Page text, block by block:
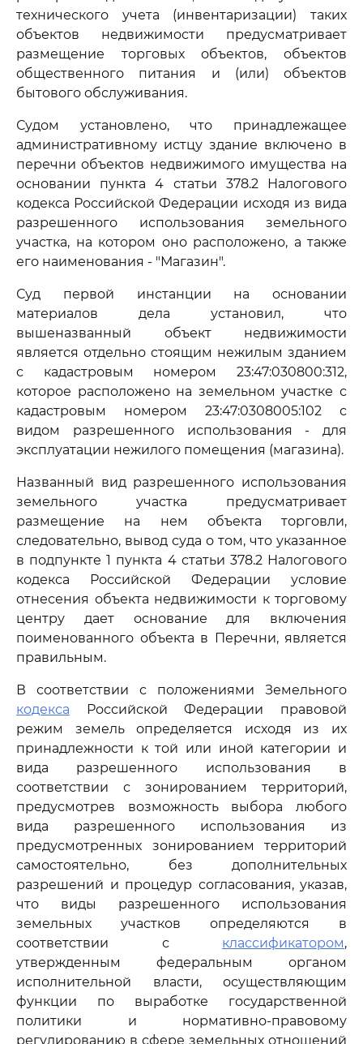
технического учета (инвентаризации) таких
объектов недвижимости предусматривает
размещение торговых объектов, объектов
общественного питания и (или) объектов
бытового обслуживания.
Судом установлено, что принадлежащее
административному истцу здание включено в
перечни объектов недвижимого имущества на
основании пункта 4 статьи 378.2 Налогового
кодекса Российской Федерации исходя из вида
разрешенного использования земельного
участка, на котором оно расположено, а также
его наименования - "Магазин".
Суд первой инстанции на основании
материалов дела установил, что
вышеназванный объект недвижимости
является отдельно стоящим нежилым зданием
с кадастровым номером 23:47:030800:312,
которое расположено на земельном участке с
кадастровым номером 23:47:0308005:102 с
видом разрешенного использования - для
эксплуатации нежилого помещения (магазина).
Названный вид разрешенного использования
земельного участка предусматривает
размещение на нем объекта торговли,
следовательно, вывод суда о том, что указанное
в подпункте 1 пункта 4 статьи 378.2 Налогового
кодекса Российской Федерации условие
отнесения объекта недвижимости к торговому
центру дает основание для включения
поименованного объекта в Перечни, является
правильным.
В соответствии с положениями Земельного
кодекса Российской Федерации правовой
режим земель определяется исходя из их
принадлежности к той или иной категории и
вида разрешенного использования в
соответствии с зонированием территорий,
предусмотрев возможность выбора любого
вида разрешенного использования из
предусмотренных зонированием территорий
самостоятельно, без дополнительных
разрешений и процедур согласования, указав,
что виды разрешенного использования
земельных участков определяются в
соответствии с классификатором,
утвержденным федеральным органом
исполнительной власти, осуществляющим
функции по выработке государственной
политики и нормативно-правовому
регулированию в сфере земельных отношений